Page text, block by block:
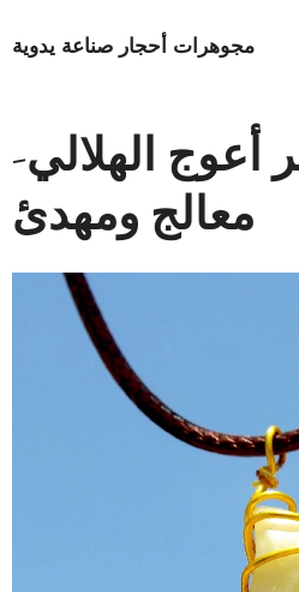
مجوهرات أحجار صناعة يدوية
أعوج الهلالي-
معالج ومهدئ